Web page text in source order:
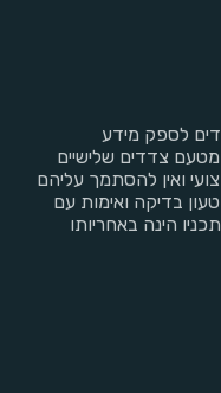
לספק מידע
מטעם צדדים שלישיים
ואין להסתמך עליהם
בדיקה ואימות עם
הינה באחריותו